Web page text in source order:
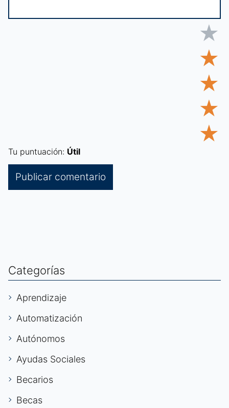
★
★
★
★
★
Tu puntuación: Útil
Categorías
Aprendizaje
Automatización
Autónomos
Ayudas Sociales
Becarios
Becas